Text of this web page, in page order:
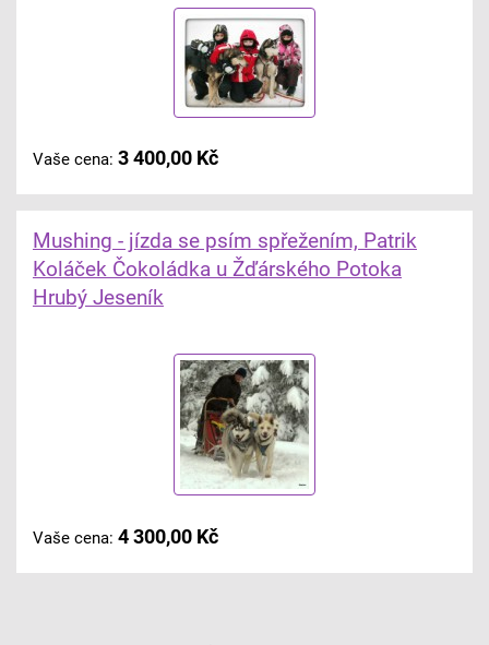
Vaše cena: 3 400,00 Kč
Mushing - jízda se psím spřežením, Patrik
Koláček Čokoládka u Žďárského Potoka
Hrubý Jeseník
Vaše cena: 4 300,00 Kč